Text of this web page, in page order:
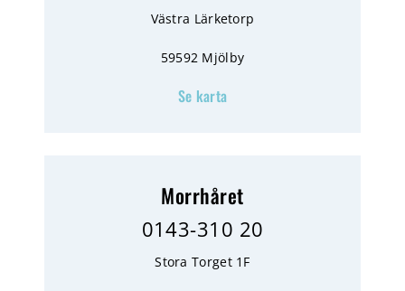
Västra Lärketorp
59592 Mjölby
Se karta
Morrhåret
0143-310 20
Stora Torget 1F